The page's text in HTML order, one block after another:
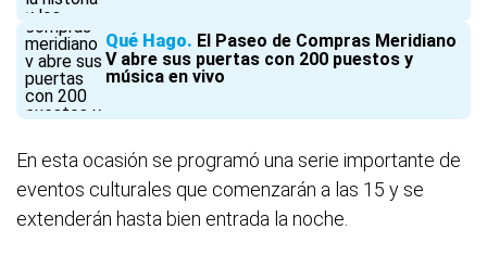
Qué Hago El Paseo de Compras Meridiano
V abre sus puertas con 200 puestos y
música en vivo
En esta ocasión se programó una serie importante de
eventos culturales que comenzarán a las 15 y se
extenderán hasta bien entrada la noche.